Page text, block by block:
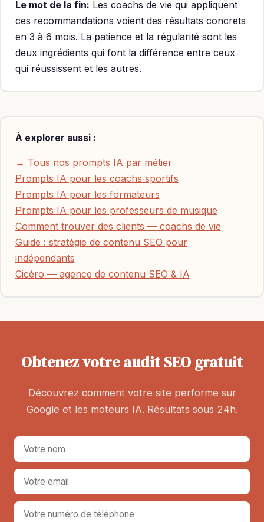
Le mot de la fin: Les coachs de vie qui appliquent
ces recommandations voient des résultats concrets
en 3 à 6 mois. La patience et la régularité sont les
deux ingrédients qui font la différence entre ceux
qui réussissent et les autres.
À explorer aussi :
→ Tous nos prompts IA par métier
Prompts IA pour les coachs sportifs
Prompts IA pour les formateurs
Prompts IA pour les professeurs de musique
Comment trouver des clients — coachs de vie
Guide : stratégie de contenu SEO pour
indépendants
Cicéro — agence de contenu SEO & IA
Obtenez votre audit SEO gratuit
Découvrez comment votre site performe sur
Google et les moteurs IA. Résultats sous 24h.